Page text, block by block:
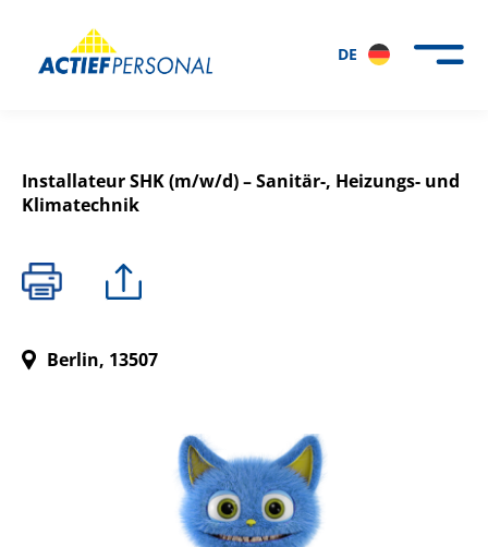
DE
Installateur SHK (m/w/d) – Sanitär-, Heizungs- und
Klimatechnik
Berlin, 13507